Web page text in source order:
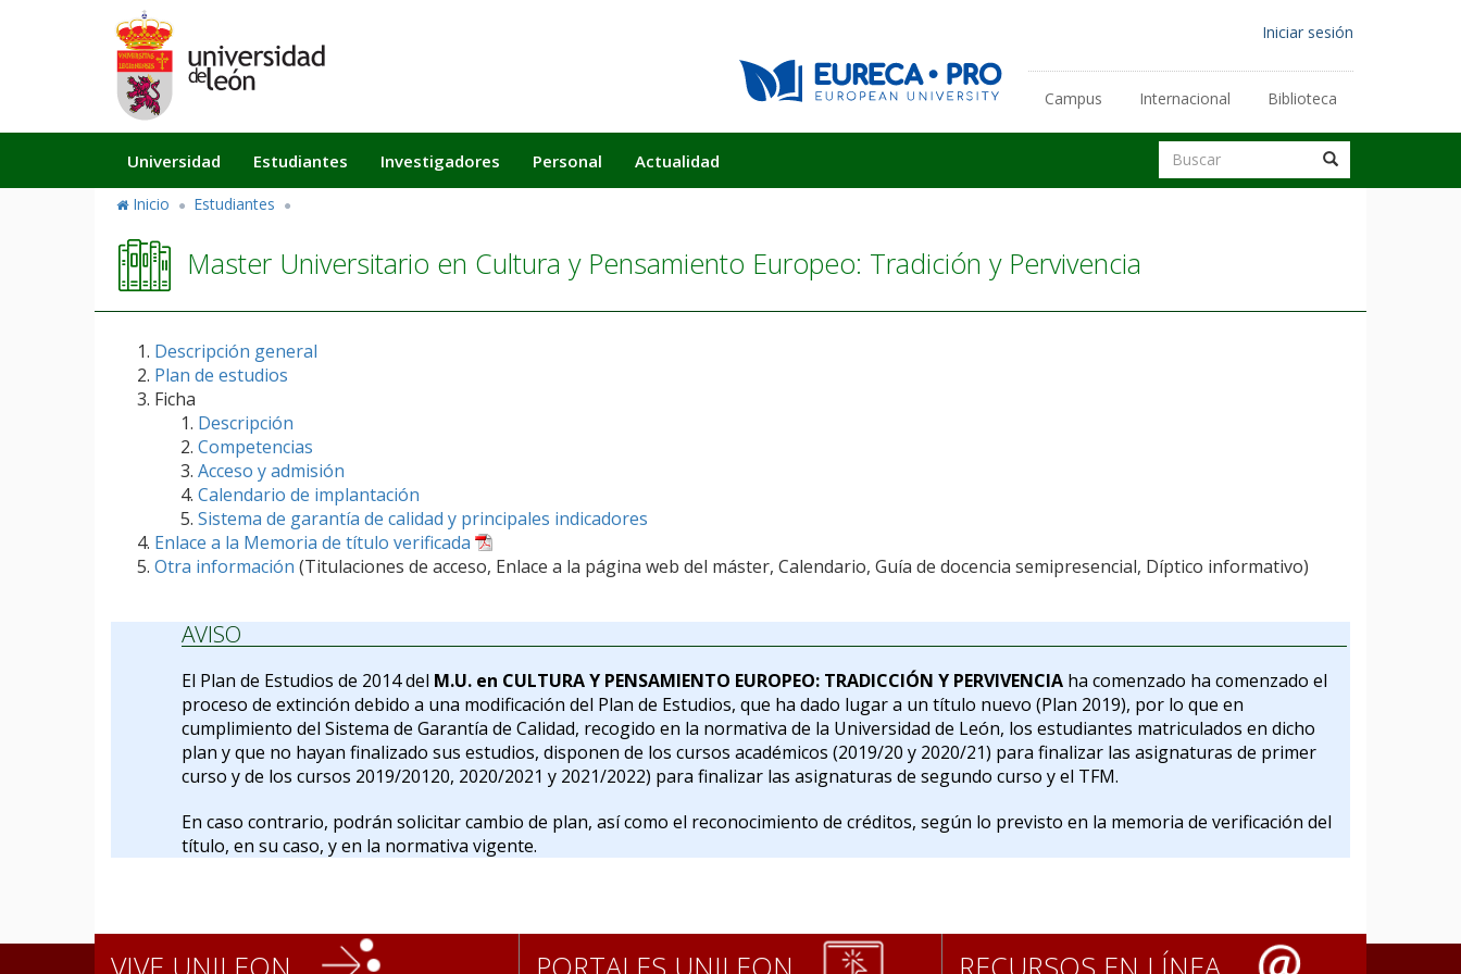
Menú
cuenta
de
usuario
Iniciar sesión
Enlaces
secundarios
Campus Internacional Biblioteca
Buscar
Buscar Buscar
Navegación
principal
Universidad Estudiantes Investigadores Personal Actualidad
Inicio Estudiantes
Master Universitario en Cultura y Pensamiento Europeo: Tradición y Pervivencia
Descripción general
Plan de estudios
Ficha
Descripción
Competencias
Acceso y admisión
Calendario de implantación
Sistema de garantía de calidad y principales indicadores
Enlace a la Memoria de título verificada
Otra información (Titulaciones de acceso, Enlace a la página web del máster, Calendario, Guía de docencia semipresencial, Díptico informativo)
AVISO
El Plan de Estudios de 2014 del M.U. en CULTURA Y PENSAMIENTO EUROPEO: TRADICCIÓN Y PERVIVENCIA ha comenzado ha comenzado el
proceso de extinción debido a una modificación del Plan de Estudios, que ha dado lugar a un título nuevo (Plan 2019), por lo que en
cumplimiento del Sistema de Garantía de Calidad, recogido en la normativa de la Universidad de León, los estudiantes matriculados en dicho
plan y que no hayan finalizado sus estudios, disponen de los cursos académicos (2019/20 y 2020/21) para finalizar las asignaturas de primer
curso y de los cursos 2019/20120, 2020/2021 y 2021/2022) para finalizar las asignaturas de segundo curso y el TFM.
En caso contrario, podrán solicitar cambio de plan, así como el reconocimiento de créditos, según lo previsto en la memoria de verificación del
título, en su caso, y en la normativa vigente.
VIVE UNILEON PORTALES UNILEON RECURSOS EN LÍNEA